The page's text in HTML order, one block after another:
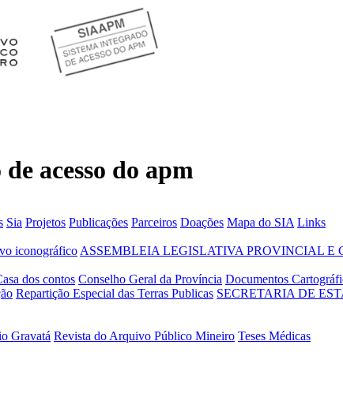
acesso do apm
Sia Projetos Publicações Parceiros Doações Mapa do SIA Links
iconográfico ASSEMBLEIA LEGISLATIVA PROVINCIAL E
dos contos Conselho Geral da Província Documentos
Repartição Especial das Terras Publicas SECRETARIA DE
Gravatá Revista do Arquivo Público Mineiro Teses Médicas